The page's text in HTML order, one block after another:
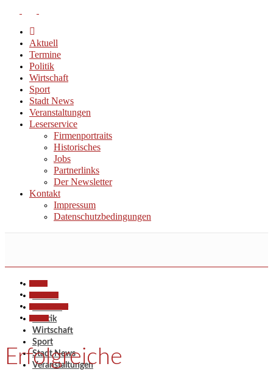
Aktuell
Termine
Politik
Wirtschaft
Sport
Stadt News
Veranstaltungen
Leserservice
Firmenportraits
Historisches
Jobs
Partnerlinks
Der Newsletter
Kontakt
Impressum
Datenschutzbedingungen
Politik
Wirtschaft
Sport
Stadt News
Veranstaltungen
Erfolgreiche